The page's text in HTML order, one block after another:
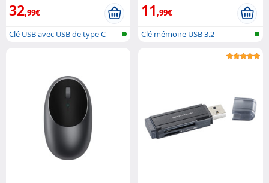
32,99€
Clé USB avec USB de type C
11,99€
Clé mémoire USB 3.2